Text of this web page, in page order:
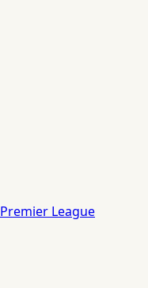
Premier League